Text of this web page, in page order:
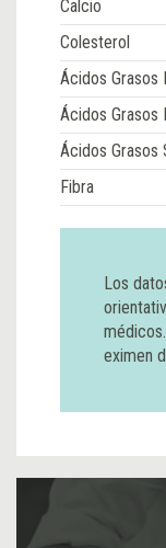
Calcio
Colesterol
Ácidos Grasos
Ácidos Grasos
Ácidos Grasos
Fibra
Los
eximen